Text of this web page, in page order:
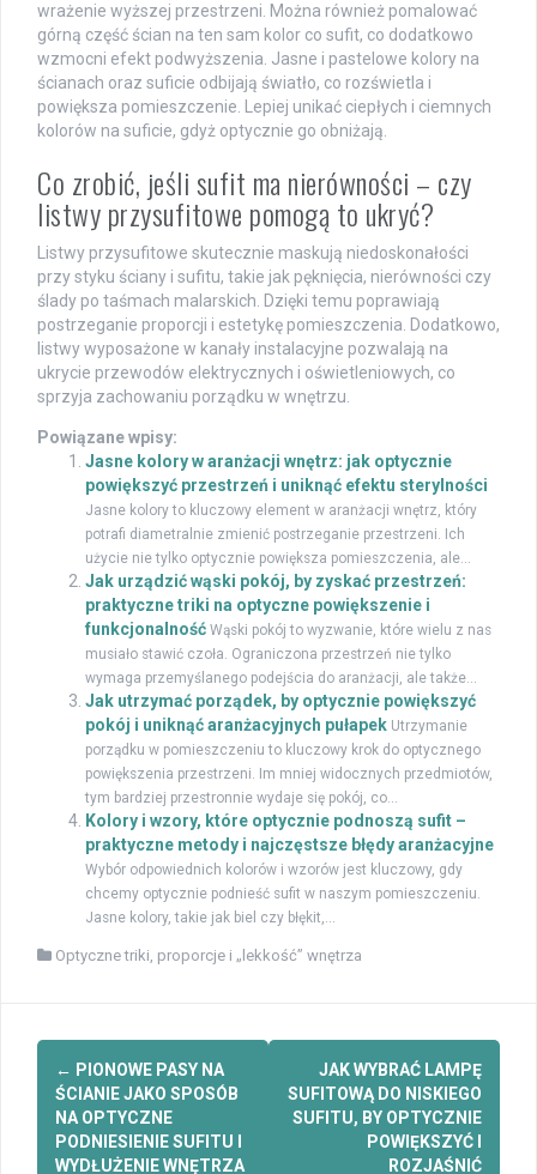
wrażenie wyższej przestrzeni. Można również pomalować
górną część ścian na ten sam kolor co sufit, co dodatkowo
wzmocni efekt podwyższenia. Jasne i pastelowe kolory na
ścianach oraz suficie odbijają światło, co rozświetla i
powiększa pomieszczenie. Lepiej unikać ciepłych i ciemnych
kolorów na suficie, gdyż optycznie go obniżają.
Co zrobić, jeśli sufit ma nierówności – czy
listwy przysufitowe pomogą to ukryć?
Listwy przysufitowe skutecznie maskują niedoskonałości
przy styku ściany i sufitu, takie jak pęknięcia, nierówności czy
ślady po taśmach malarskich. Dzięki temu poprawiają
postrzeganie proporcji i estetykę pomieszczenia. Dodatkowo,
listwy wyposażone w kanały instalacyjne pozwalają na
ukrycie przewodów elektrycznych i oświetleniowych, co
sprzyja zachowaniu porządku w wnętrzu.
Powiązane wpisy:
Jasne kolory w aranżacji wnętrz: jak optycznie
powiększyć przestrzeń i uniknąć efektu sterylności
Jasne kolory to kluczowy element w aranżacji wnętrz, który
potrafi diametralnie zmienić postrzeganie przestrzeni. Ich
użycie nie tylko optycznie powiększa pomieszczenia, ale...
Jak urządzić wąski pokój, by zyskać przestrzeń:
praktyczne triki na optyczne powiększenie i
funkcjonalność Wąski pokój to wyzwanie, które wielu z nas
musiało stawić czoła. Ograniczona przestrzeń nie tylko
wymaga przemyślanego podejścia do aranżacji, ale także...
Jak utrzymać porządek, by optycznie powiększyć
pokój i uniknąć aranżacyjnych pułapek Utrzymanie
porządku w pomieszczeniu to kluczowy krok do optycznego
powiększenia przestrzeni. Im mniej widocznych przedmiotów,
tym bardziej przestronnie wydaje się pokój, co...
Kolory i wzory, które optycznie podnoszą sufit –
praktyczne metody i najczęstsze błędy aranżacyjne
Wybór odpowiednich kolorów i wzorów jest kluczowy, gdy
chcemy optycznie podnieść sufit w naszym pomieszczeniu.
Jasne kolory, takie jak biel czy błękit,...
Optyczne triki, proporcje i „lekkość” wnętrza
Zobacz
wpisy
← PIONOWE PASY NA
ŚCIANIE JAKO SPOSÓB
NA OPTYCZNE
PODNIESIENIE SUFITU I
WYDŁUŻENIE WNĘTRZA
JAK WYBRAĆ LAMPĘ
SUFITOWĄ DO NISKIEGO
SUFITU, BY OPTYCZNIE
POWIĘKSZYĆ I
ROZJAŚNIĆ